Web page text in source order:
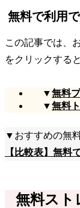
無料で利用
この記事では、
をクリックする
▼無料
▼無料
▼おすすめの無
【比較表】無料
無料スト